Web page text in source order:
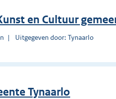
en Cultuur
Uitgegeven door: Tynaarlo
Tynaarlo